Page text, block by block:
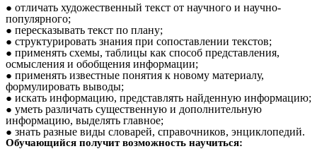
отличать художественный текст от научного и научно-
популярного;
пересказывать текст по плану;
структурировать знания при сопоставлении текстов;
применять схемы, таблицы как способ представления,
осмысления и обобщения информации;
применять известные понятия к новому материалу,
формулировать выводы;
искать информацию, представлять найденную информацию;
уметь различать существенную и дополнительную
информацию, выделять главное;
знать разные виды словарей, справочников, энциклопедий.
Обучающийся получит возможность научиться: